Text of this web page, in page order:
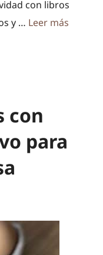
con libros
y … Leer más
con
para